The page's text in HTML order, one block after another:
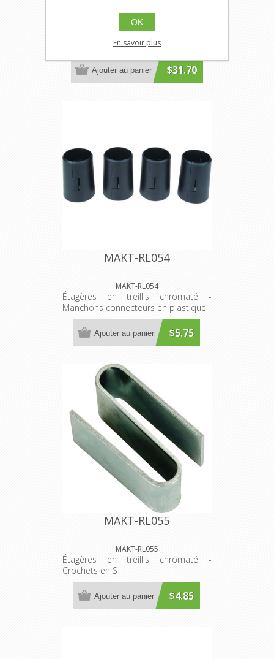
MAKT-RL053
Étagères en treillis chromaté -
$31.70
Ajouter au panier
MAKT-RL054
MAKT-RL054
Étagères en treillis chromaté -
Manchons connecteurs en plastique
$5.75
Ajouter au panier
MAKT-RL055
MAKT-RL055
Étagères en treillis chromaté -
Crochets en S
$4.85
Ajouter au panier
OK
En savoir plus